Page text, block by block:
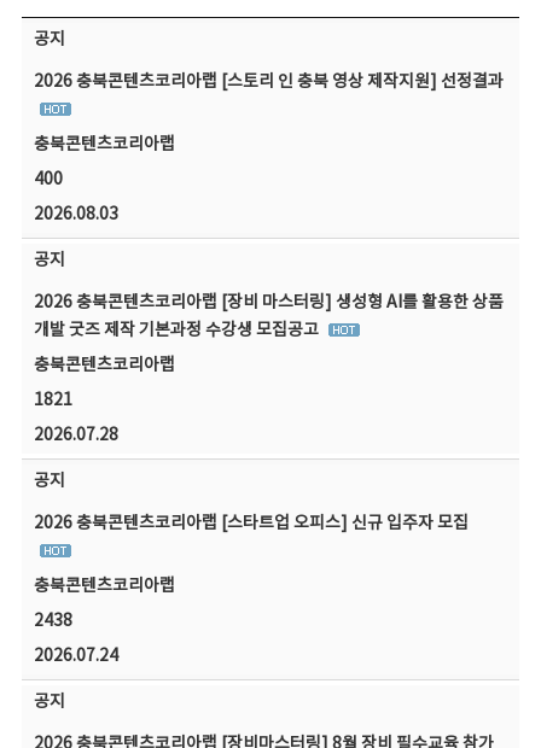
공지사항 목록 - 번호, 제목, 작성자, 파일, 조회수, 작성일 정보 제공
공지
2026 충북콘텐츠코리아랩 [스토리 인 충북 영상 제작지원] 선정결과
충북콘텐츠코리아랩
400
2026.08.03
공지
2026 충북콘텐츠코리아랩 [장비 마스터링] 생성형 AI를 활용한 상품
개발 굿즈 제작 기본과정 수강생 모집공고
충북콘텐츠코리아랩
1821
2026.07.28
공지
2026 충북콘텐츠코리아랩 [스타트업 오피스] 신규 입주자 모집
충북콘텐츠코리아랩
2438
2026.07.24
공지